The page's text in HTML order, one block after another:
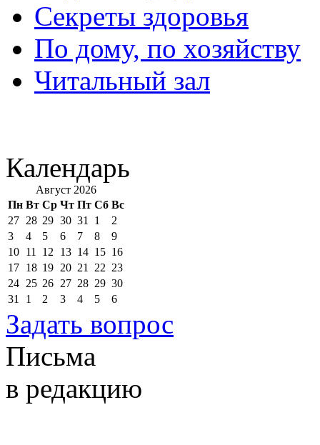
Секреты здоровья
По дому, по хозяйству
Читальный зал
Календарь
Август 2026
Пн Вт Ср Чт Пт Сб Вс
27 28 29 30 31 1
2
3
4 5 6 7 8
9
10 11 12 13 14 15 16
17 18 19 20 21 22 23
24 25 26 27 28 29 30
31
1 2 3 4 5 6
Задать вопрос
Письма
в редакцию